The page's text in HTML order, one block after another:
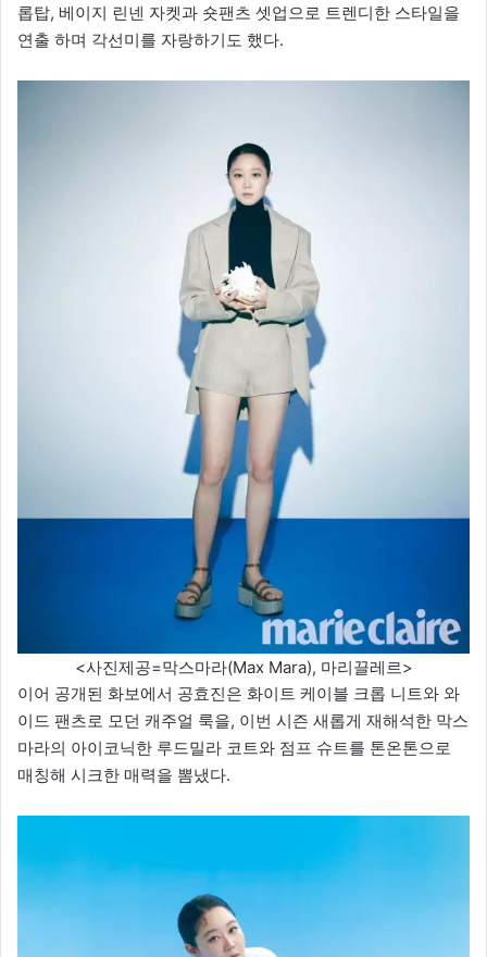
롭탑, 베이지 린넨 자켓과 숏팬츠 셋업으로 트렌디한 스타일을
연출 하며 각선미를 자랑하기도 했다.
<사진제공=막스마라(Max Mara), 마리끌레르>
이어 공개된 화보에서 공효진은 화이트 케이블 크롭 니트와 와
이드 팬츠로 모던 캐주얼 룩을, 이번 시즌 새롭게 재해석한 막스
마라의 아이코닉한 루드밀라 코트와 점프 슈트를 톤온톤으로
매칭해 시크한 매력을 뽐냈다.